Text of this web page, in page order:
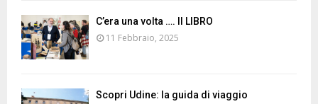
C’era una volta …. Il LIBRO
11 Febbraio, 2025
Scopri Udine: la guida di viaggio